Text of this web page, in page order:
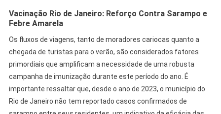
Vacinação Rio de Janeiro: Reforço Contra Sarampo e
Febre Amarela
Os fluxos de viagens, tanto de moradores cariocas quanto a
chegada de turistas para o verão, são considerados fatores
primordiais que amplificam a necessidade de uma robusta
campanha de imunização durante este período do ano. É
importante ressaltar que, desde o ano de 2023, o município do
Rio de Janeiro não tem reportado casos confirmados de